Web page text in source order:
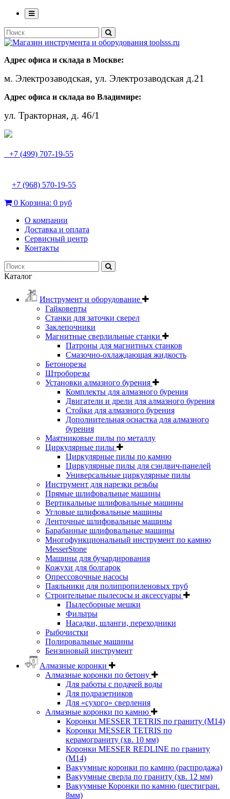
Адрес офиса и склада в Москве:
м. Электрозаводская, ул. Электрозаводская д.21
Адрес офиса и склада во Владимире:
ул. Тракторная, д. 46/1
+7 (499) 707-19-55
+7 (968) 570-19-55
0 Корзина: 0 руб
О компании
Доставка и оплата
Сервисный центр
Контакты
Каталог
Инструмент и оборудование
Гайковерты
Станки для заточки сверел
Заклепочники
Магнитные сверлильные станки
Патроны для магнитных станков
Смазочно-охлаждающая жидкость
Бетонорезы
Штроборезы
Установки алмазного бурения
Комплекты для алмазного бурения
Двигатели и дрели для алмазного бурения
Стойки для алмазного бурения
Дополнительная оснастка для алмазного
бурения
Маятниковые пилы по металлу
Циркулярные пилы
Циркулярные пилы по камню
Циркулярные пилы для сэндвич-панелей
Универсальные циркулярные пилы
Инструмент для нарезки резьбы
Прямые шлифовальные машины
Вертикальные шлифовальные машины
Угловые шлифовальные машины
Ленточные шлифовальные машины
Барабанные шлифовальные машины
Многофункциональный инструмент по камню
MesserStone
Машины для бучардирования
Кожухи для болгарок
Опрессовочные насосы
Паяльники для полипропиленовых труб
Строительные пылесосы и аксессуары
Пылесборные мешки
Фильтры
Насадки, шланги, переходники
Рыбочистки
Полировальные машины
Бензиновый инструмент
Алмазные коронки
Алмазные коронки по бетону
Для работы с подачей воды
Для подразетников
Для «сухого» сверления
Алмазные коронки по камню
Коронки MESSER TETRIS по граниту (М14)
Коронки MESSER TETRIS по
керамограниту (хв. 10 мм)
Коронки MESSER REDLINE по граниту
(М14)
Вакуумные коронки по камню (распродажа)
Вакуумные сверла по граниту (хв. 12 мм)
Вакуумные Коронки по камню (шестигран.
8мм)